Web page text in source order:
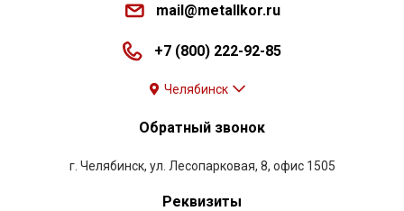
mail@metallkor.ru
+7 (800) 222-92-85
Челябинск
Обратный звонок
г. Челябинск, ул. Лесопарковая, 8, офис 1505
Реквизиты